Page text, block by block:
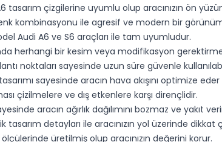
tasarım çizgilerine uyumlu olup aracınızın ön
kombinasyonu ile agresif ve modern bir
Audi A6 ve S6 araçları ile tam uyumludur.
herhangi bir kesim veya modifikasyon
noktaları sayesinde uzun süre güvenle
sayesinde aracın hava akışını optimize
çizilmelere ve dış etkenlere karşı dirençlidir.
aracın ağırlık dağılımını bozmaz ve yakıt
tasarım detayları ile aracınızın yol üzerinde dikkat
üretilmiş olup aracınızın değerini korur.